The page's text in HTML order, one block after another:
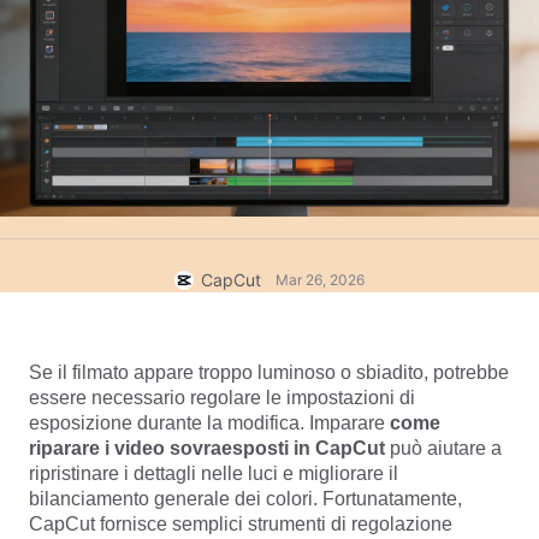
Testo e audio
Sottotitoli automatici
Modelli di sottotitoli
Riconoscimento vocale
Miglioramento della voce
Riduzione del rumore
Immagine
Marketing
Stile di vita e vlog
Design personalizzato
Altro
Trend di mercato
Scelte migliori
Tendenze e consigli sui modelli
Altro
Modelli di settore
Modelli di riepilogo
Centro protezione
Centro assistenza
Sala stampa
Informazioni sui Termini di servizio di CapCut
Dreamina Seedance 2.0 Launch
Apri CapCut
CapCut Mar 26, 2026
Se il filmato appare troppo luminoso o sbiadito, potrebbe
essere necessario regolare le impostazioni di
esposizione durante la modifica. Imparare come
riparare i video sovraesposti in CapCut può aiutare a
ripristinare i dettagli nelle luci e migliorare il
bilanciamento generale dei colori. Fortunatamente,
CapCut fornisce semplici strumenti di regolazione